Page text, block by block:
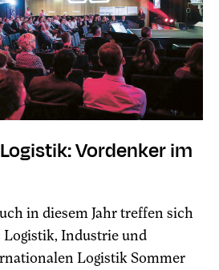
Vordenker im
in diesem Jahr treffen sich
Logistik, Industrie und
Logistik Sommer